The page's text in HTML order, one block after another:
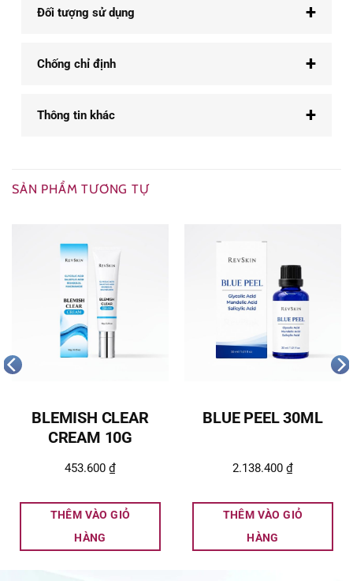
Đối tượng sử dụng +
Chống chỉ định +
Thông tin khác +
SẢN PHẨM TƯƠNG TỰ
BLEMISH CLEAR
CREAM 10G
453.600 ₫
THÊM VÀO GIỎ
HÀNG
BLUE PEEL 30ML
2.138.400 ₫
THÊM VÀO GIỎ
HÀNG